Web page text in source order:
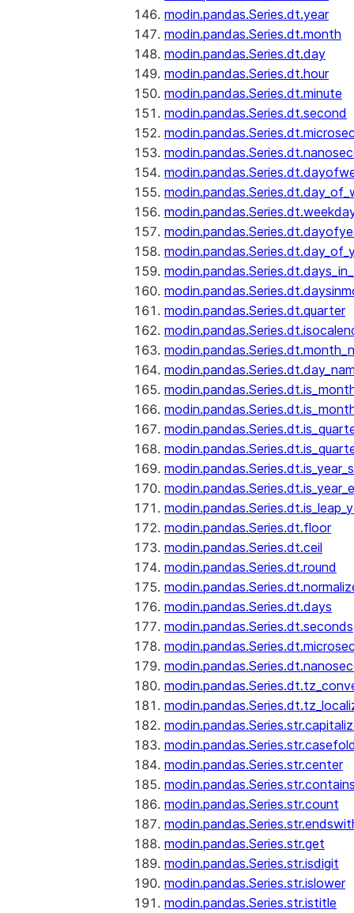
modin.pandas.Series.dt.year
modin.pandas.Series.dt.month
modin.pandas.Series.dt.day
modin.pandas.Series.dt.hour
modin.pandas.Series.dt.minute
modin.pandas.Series.dt.second
modin.pandas.Series.dt.quarter
modin.pandas.Series.dt.floor
modin.pandas.Series.dt.ceil
modin.pandas.Series.dt.round
modin.pandas.Series.dt.days
modin.pandas.Series.dt.seconds
modin.pandas.Series.str.center
modin.pandas.Series.str.count
modin.pandas.Series.str.get
modin.pandas.Series.str.isdigit
modin.pandas.Series.str.islower
modin.pandas.Series.str.istitle